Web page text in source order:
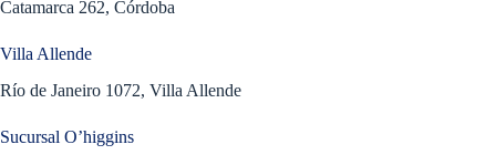
Catamarca 262, Córdoba
Villa Allende
Río de Janeiro 1072, Villa Allende
Sucursal O’higgins